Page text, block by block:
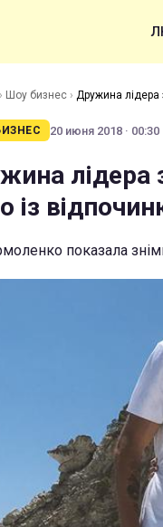
› Шоу бизнес › Дружина лідера
20 июня 2018 · 00:30
лідера
із
показала